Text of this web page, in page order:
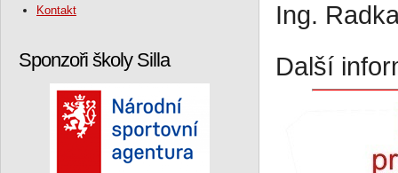
Kontakt
Sponzoři školy Silla
Ing.
Další